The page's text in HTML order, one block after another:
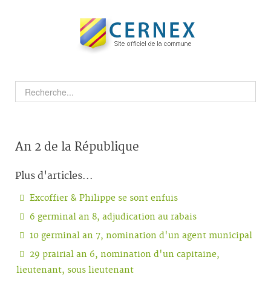
An 2 de la République
Plus d'articles...
Excoffier & Philippe se sont enfuis
6 germinal an 8, adjudication au rabais
10 germinal an 7, nomination d'un agent municipal
29 prairial an 6, nomination d'un capitaine,
lieutenant, sous lieutenant